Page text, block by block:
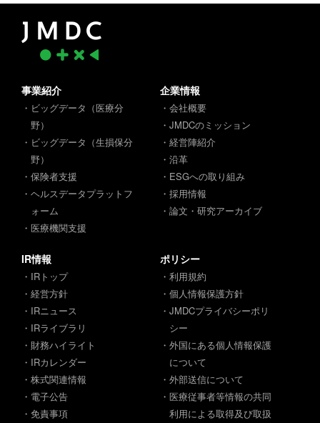
事業紹介
・ビッグデータ（医療分
野）
・ビッグデータ（生損保分
野）
・保険者支援
・ヘルスデータプラットフ
ォーム
・医療機関支援
企業情報
・会社概要
・JMDCのミッション
・経営陣紹介
・沿革
・ESGへの取り組み
・採用情報
・論文・研究アーカイブ
IR情報
・IRトップ
・経営方針
・IRニュース
・IRライブラリ
・財務ハイライト
・IRカレンダー
・株式関連情報
・電子公告
・免責事項
ポリシー
・利用規約
・個人情報保護方針
・JMDCプライバシーポリ
シー
・外国にある個人情報保護
について
・外部送信について
・医療従事者等情報の共同
利用による取得及び取扱